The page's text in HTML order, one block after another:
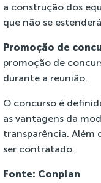
a construção dos
que não se
Promoção de
promoção de
durante a reunião.
O concurso é
as vantagens da
transparência. Além
ser contratado.
Fonte: Conplan